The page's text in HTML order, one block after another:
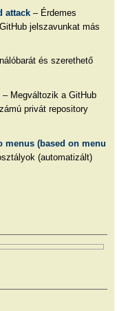
attack– Érdemes
jelszavunkat más
és szerethető
– Megváltozik a GitHub
privát repository
menus (based on menu
(automatizált)